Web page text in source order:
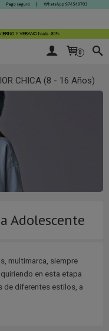
0
CHICA (8 - 16 Años)
Adolescente
multimarca, siempre
en esta etapa
de diferentes estilos, a